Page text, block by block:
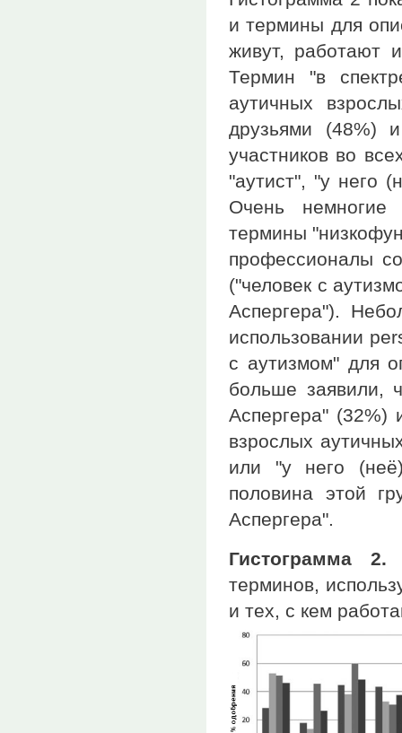
и термины для
живут, работают
Термин "в
аутичных
друзьями (48%)
участников во
"аутист", "у него
Очень немногие
термины
профессионалы
("человек с
Аспергера").
использовании
с аутизмом" для
больше заявили,
Аспергера" (32%)
взрослых
или "у него
половина этой
Аспергера".
Гистограмма 2.
терминов,
и тех, с кем